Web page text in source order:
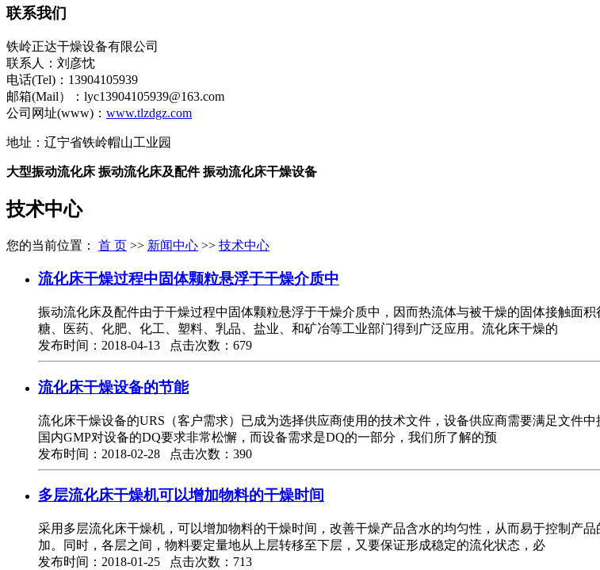
联系我们
铁岭正达干燥设备有限公司
联系人：刘彦忱
电话(Tel)：13904105939
邮箱(Mail）：lyc13904105939@163.com
公司网址(www)： www.tlzdgz.com
地址：辽宁省铁岭帽山工业园
大型振动流化床 振动流化床及配件 振动流化床干燥设备
技术中心
您的当前位置： 首 页 >> 新闻中心 >> 技术中心
流化床干燥过程中固体颗粒悬浮于干燥介质中
振动流化床及配件由于干燥过程中固体颗粒悬浮于干燥介质中，因而热流体与被干燥的固体接触面
糖、医药、化肥、化工、塑料、乳品、盐业、和矿冶等工业部门得到广泛应用。流化床干燥的
发布时间：2018-04-13 点击次数：679
流化床干燥设备的节能
流化床干燥设备的URS（客户需求）已成为选择供应商使用的技术文件，设备供应商需要满足文件
国内GMP对设备的DQ要求非常松懈，而设备需求是DQ的一部分，我们所了解的预
发布时间：2018-02-28 点击次数：390
多层流化床干燥机可以增加物料的干燥时间
采用多层流化床干燥机，可以增加物料的干燥时间，改善干燥产品含水的均匀性，从而易于控制产
加。同时，各层之间，物料要定量地从上层转移至下层，又要保证形成稳定的流化状态，必
发布时间：2018-01-25 点击次数：713